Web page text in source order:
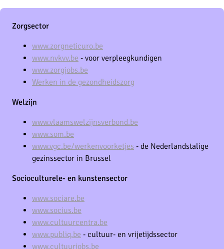
Zorgsector
www.zorgneticuro.be
www.nvkvv.be - voor verpleegkundigen
www.zorgjobs.be
Werken in de gezondheidszorg
Welzijn
www.vlaamswelzijnsverbond.be
www.som.be
www.vgc.be/werkenvoorketjes - de Nederlandstalige
gezinssector in Brussel
Socioculturele- en kunstensector
www.sociare.be
www.socius.be
www.cultuurcentra.be
www.publiq.be - cultuur- en vrijetijdssector
www.cultuurjobs.be